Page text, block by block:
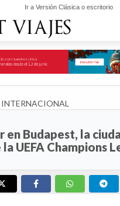
Ir a Versión Clásica o escritorio
en Budapest, la
UEFA Champions